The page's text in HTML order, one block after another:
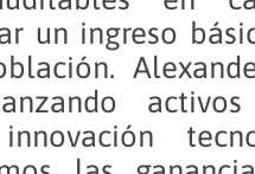
un ingreso